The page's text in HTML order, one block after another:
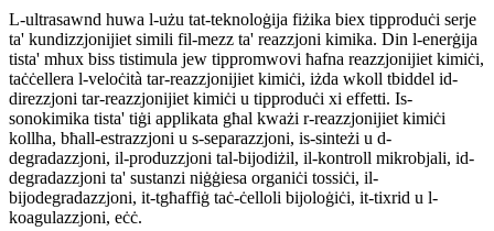
L-ultrasawnd huwa l-użu tat-teknoloġija fiżika biex tipproduċi serje
ta' kundizzjonijiet simili fil-mezz ta' reazzjoni kimika. Din l-enerġija
tista' mhux biss tistimula jew tippromwovi ħafna reazzjonijiet kimiċi,
taċċellera l-veloċità tar-reazzjonijiet kimiċi, iżda wkoll tbiddel id-
direzzjoni tar-reazzjonijiet kimiċi u tipproduċi xi effetti. Is-
sonokimika tista' tiġi applikata għal kważi r-reazzjonijiet kimiċi
kollha, bħall-estrazzjoni u s-separazzjoni, is-sinteżi u d-
degradazzjoni, il-produzzjoni tal-bijodiżil, il-kontroll mikrobjali, id-
degradazzjoni ta' sustanzi niġġiesa organiċi tossiċi, il-
bijodegradazzjoni, it-tgħaffiġ taċ-ċelloli bijoloġiċi, it-tixrid u l-
koagulazzjoni, eċċ.